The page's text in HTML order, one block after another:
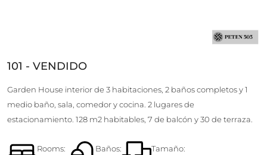
101 - VENDIDO
Garden House interior de 3 habitaciones, 2 baños completos y 1
medio baño, sala, comedor y cocina. 2 lugares de
estacionamiento. 128 m2 habitables, 7 de balcón y 30 de terraza.
Rooms:
Baños:
Tamaño: